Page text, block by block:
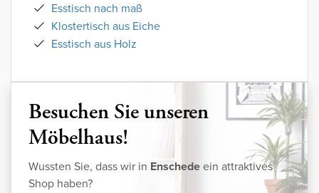
Esstisch nach maß
Klostertisch aus Eiche
Esstisch aus Holz
Besuchen Sie unseren
Möbelhaus!
Wussten Sie, dass wir in Enschedeein attraktives
Shop haben?